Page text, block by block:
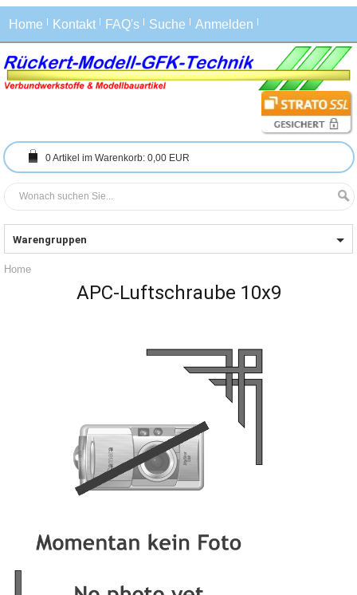
Home Kontakt FAQ's Suche Anmelden
0Artikel im Warenkorb: 0,00 EUR
Warengruppen
Home
APC-Luftschraube 10x9